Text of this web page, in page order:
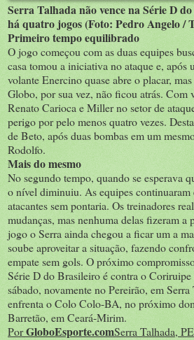
Serra Talhada não vence na Série D
há quatro jogos (Foto: Pedro Angelo /
Primeiro tempo equilibrado
O jogo começou com as duas equipes
casa tomou a iniciativa no ataque e, após
volante Enercino quase abre o placar,
Globo, por sua vez, não ficou atrás. Com
Renato Carioca e Miller no setor de
perigo por pelo menos quatro vezes.
de Beto, após duas bombas em um
Rodolfo.
Mais do mesmo
No segundo tempo, quando se esperava
o nível diminuiu. As equipes continuaram
atacantes sem pontaria. Os treinadores
mudanças, mas nenhuma delas fizeram
jogo o Serra ainda chegou a ficar um a
soube aproveitar a situação, fazendo
empate sem gols. O próximo
Série D do Brasileiro é contra o Coriruipe
sábado, novamente no Pereirão, em
enfrenta o Colo Colo-BA, no próximo
Barretão, em Ceará-Mirim.
PorGloboEsporte.comSerra Talhada, PE